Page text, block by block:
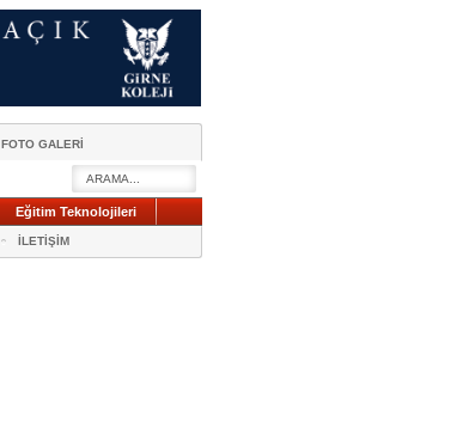
FOTO GALERİ
Eğitim Teknolojileri
İLETİŞİM